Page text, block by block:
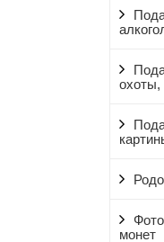
охоты,
монет